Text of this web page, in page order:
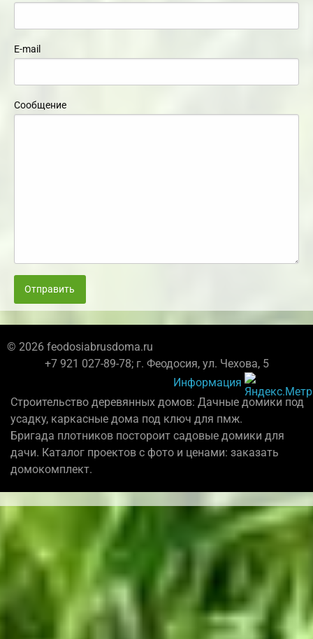
E-mail
Сообщение
Отправить
© 2026 feodosiabrusdoma.ru
+7 921 027-89-78; г. Феодосия, ул. Чехова, 5
Информация
Строительство деревянных домов: Дачные домики под
усадку, каркасные дома под ключ для пмж.
Бригада плотников постороит садовые домики для
дачи. Каталог проектов с фото и ценами: заказать
домокомплект.